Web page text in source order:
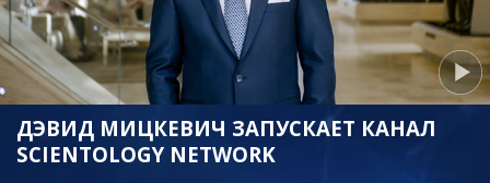
ДЭВИД МИЦКЕВИЧ ЗАПУСКАЕТ КАНАЛ
SCIENTOLOGY NETWORK